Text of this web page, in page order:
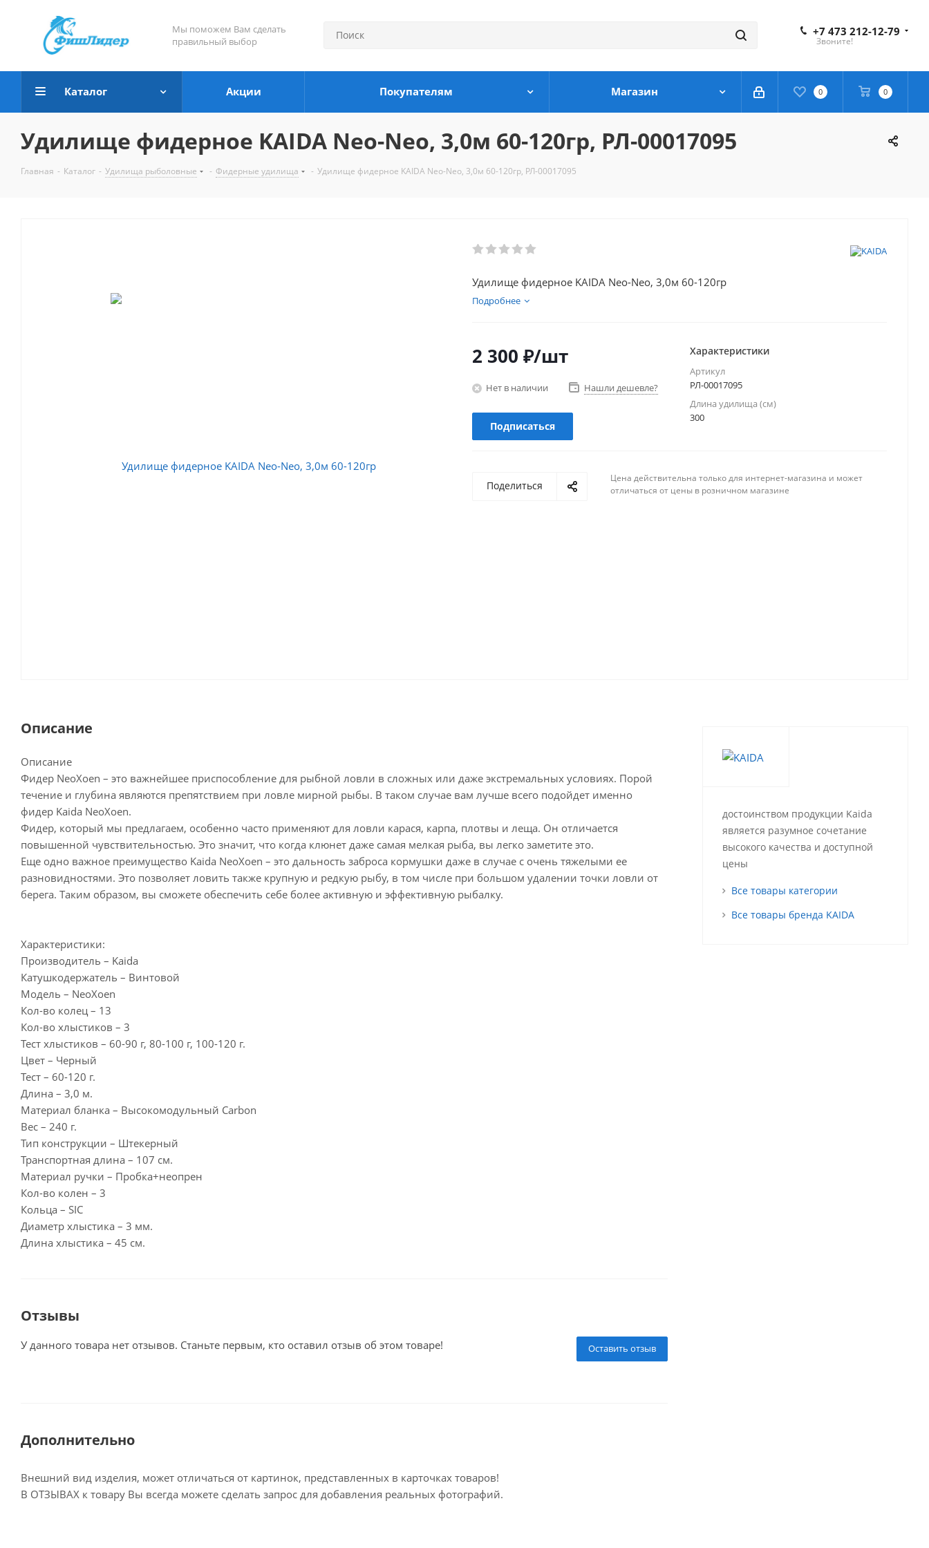
Мы поможем Вам сделать
правильный выбор
+7 473 212-12-79
Звоните!
0 0
Каталог Акции Покупателям Магазин
Удилище фидерное KAIDA Neo-Neo, 3,0м 60-120гр, РЛ-00017095
Главная - Каталог - Удилища рыболовные - Фидерные удилища - Удилище фидерное KAIDA Neo-Neo, 3,0м 60-120гр, РЛ-00017095
Удилище фидерное KAIDA Neo-Neo, 3,0м 60-120гр
Подробнее
2 300 ₽/шт
Нет в наличии Нашли дешевле?
Подписаться
Характеристики
Артикул
РЛ-00017095
Длина удилища (см)
300
Поделиться
Цена действительна только для интернет-магазина и может
отличаться от цены в розничном магазине
Описание
Описание
Фидер NeoXoen – это важнейшее приспособление для рыбной ловли в сложных или даже экстремальных условиях. Порой
течение и глубина являются препятствием при ловле мирной рыбы. В таком случае вам лучше всего подойдет именно
фидер Kaida NeoXoen.
Фидер, который мы предлагаем, особенно часто применяют для ловли карася, карпа, плотвы и леща. Он отличается
повышенной чувствительностью. Это значит, что когда клюнет даже самая мелкая рыба, вы легко заметите это.
Еще одно важное преимущество Kaida NeoXoen – это дальность заброса кормушки даже в случае с очень тяжелыми ее
разновидностями. Это позволяет ловить также крупную и редкую рыбу, в том числе при большом удалении точки ловли от
берега. Таким образом, вы сможете обеспечить себе более активную и эффективную рыбалку.
Характеристики:
Производитель – Kaida
Катушкодержатель – Винтовой
Модель – NeoXoen
Кол-во колец – 13
Кол-во хлыстиков – 3
Тест хлыстиков – 60-90 г, 80-100 г, 100-120 г.
Цвет – Черный
Тест – 60-120 г.
Длина – 3,0 м.
Материал бланка – Высокомодульный Carbon
Вес – 240 г.
Тип конструкции – Штекерный
Транспортная длина – 107 см.
Материал ручки – Пробка+неопрен
Кол-во колен – 3
Кольца – SIC
Диаметр хлыстика – 3 мм.
Длина хлыстика – 45 см.
Отзывы
Оставить отзыв
У данного товара нет отзывов. Станьте первым, кто оставил отзыв об этом товаре!
Дополнительно
Внешний вид изделия, может отличаться от картинок, представленных в карточках товаров!
В ОТЗЫВАХ к товару Вы всегда можете сделать запрос для добавления реальных фотографий.
достоинством продукции Kaida
является разумное сочетание
высокого качества и доступной
цены
Все товары категории
Все товары бренда KAIDA